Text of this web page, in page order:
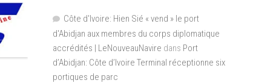
Côte d'Ivoire: Hien Sié « vend » le port
d'Abidjan aux membres du corps diplomatique
accrédités | LeNouveauNavire dans Port
d’Abidjan: Côte d’Ivoire Terminal réceptionne six
portiques de parc